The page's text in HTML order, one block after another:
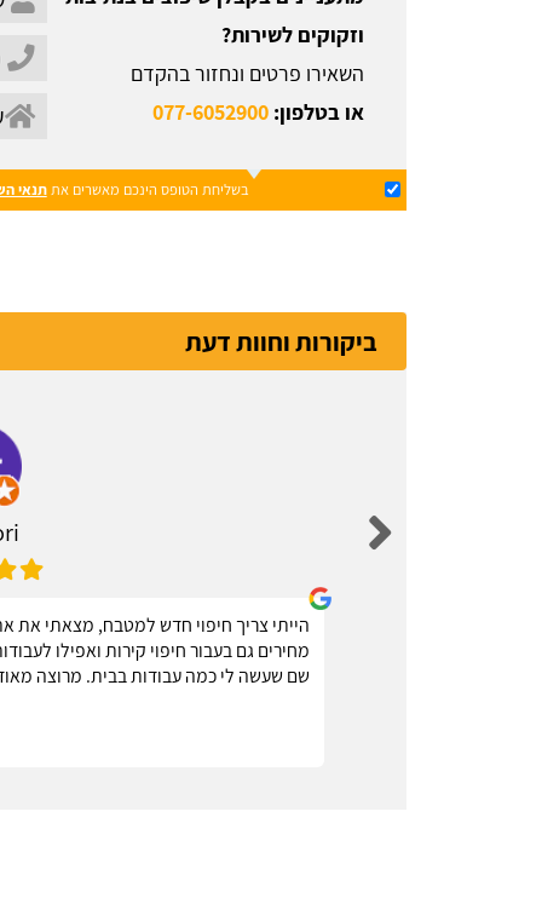
וזקוקים לשירות?
השאירו פרטים ונחזור בהקדם
או בטלפון: 077-6052900
בשליחת הטופס הינכם מאשרים אתתנאי
ביקורות וחוות דעת
הייתי צריך חיפוי חדש למטבח, מצאתי את
מחירים גם בעבור חיפוי קירות ואפילו
שם שעשה לי כמה עבודות בבית. מרוצה